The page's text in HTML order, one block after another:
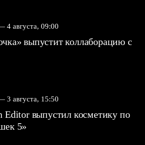
4 августа, 09:00
выпустит коллаборацию с
3 августа, 15:50
Editor выпустил косметику по
5»